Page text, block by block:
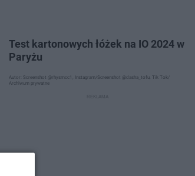
Test kartonowych łóżek na IO 2024 w
Paryżu
Autor: Screenshot @rhysmcc1, Instagram/Screenshot @dasha_tofu, Tik Tok/
Archiwum prywatne